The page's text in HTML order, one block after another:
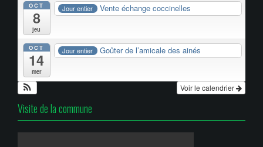
OCT
8
jeu
Jour entier Vente échange coccinelles
OCT
14
mer
Jour entier Goûter de l’amicale des ainés
Voir le calendrier
Visite de la commune